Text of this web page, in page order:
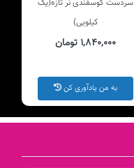
سردست گوسفندی نر تازه(یک
کیلویی)
۱,۸۴۰,۰۰۰ تومان
به من یادآوری کن